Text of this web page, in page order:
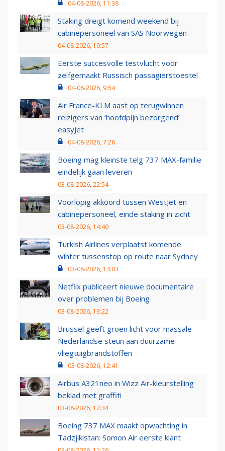
04-08-2026, 11:38
Staking dreigt komend weekend bij
cabinepersoneel van SAS Noorwegen
04-08-2026, 10:57
Eerste succesvolle testvlucht voor
zelfgemaakt Russisch passagierstoestel
04-08-2026, 9:54
Air France-KLM aast op terugwinnen
reizigers van ‘hoofdpijn bezorgend’
easyJet
04-08-2026, 7:26
Boeing mag kleinste telg 737 MAX-familie
eindelijk gaan leveren
03-08-2026, 22:54
Voorlopig akkoord tussen WestJet en
cabinepersoneel, einde staking in zicht
03-08-2026, 14:40
Turkish Airlines verplaatst komende
winter tussenstop op route naar Sydney
03-08-2026, 14:03
Netflix publiceert nieuwe documentaire
over problemen bij Boeing
03-08-2026, 13:22
Brussel geeft groen licht voor massale
Nederlandse steun aan duurzame
vliegtuigbrandstoffen
03-08-2026, 12:41
Airbus A321neo in Wizz Air-kleurstelling
beklad met graffiti
03-08-2026, 12:34
Boeing 737 MAX maakt opwachting in
Tadzjikistan: Somon Air eerste klant